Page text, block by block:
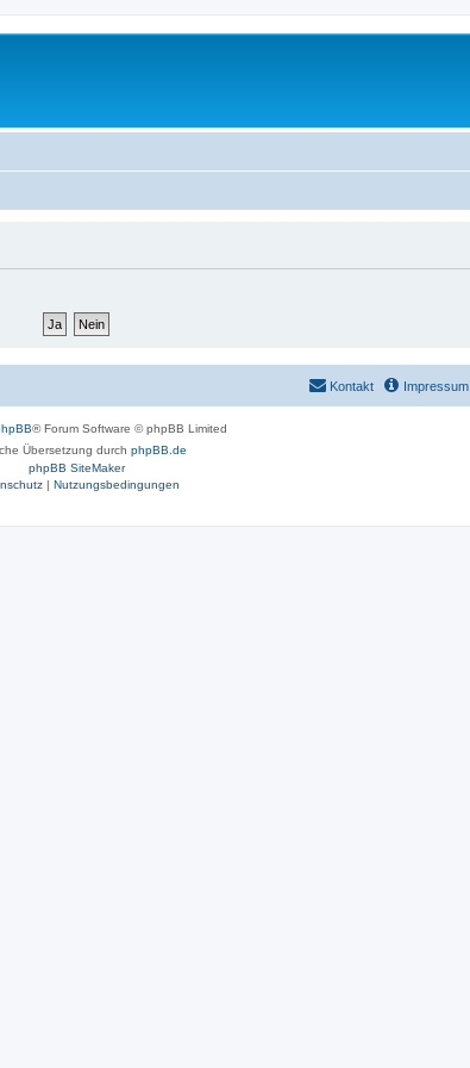
Impressum
Kontakt
® Forum Software © phpBB Limited
Übersetzung durch phpBB.de
phpBB SiteMaker
| Nutzungsbedingungen